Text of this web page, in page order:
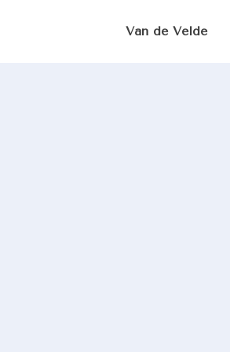
Van de Velde